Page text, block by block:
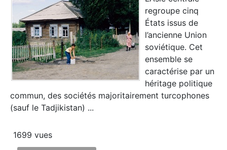
regroupe cinq
États issus de
l’ancienne Union
soviétique. Cet
ensemble se
caractérise par un
héritage politique
commun, des sociétés majoritairement turcophones
(sauf le Tadjikistan) ...
1699 vues